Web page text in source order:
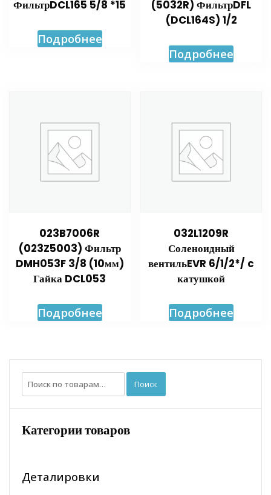
ФильтрDCL165 5/8 *15
Подробнее
(5032R) ФильтрDFL
(DCL164S) 1/2
Подробнее
023B7006R
(023Z5003) Фильтр
DMH053F 3/8 (10мм)
Гайка DCL053
Подробнее
032L1209R
Соленоидный
вентильEVR 6/1/2*/ c
катушкой
Подробнее
Искать: Поиск
Категории товаров
Деталировки